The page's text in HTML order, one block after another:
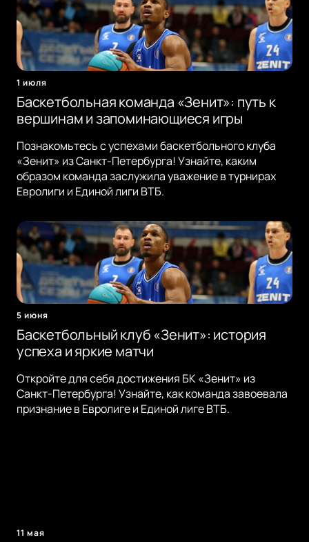
1 июля
Баскетбольная команда «Зенит»: путь к
вершинам и запоминающиеся игры
Познакомьтесь с успехами баскетбольного клуба
«Зенит» из Санкт-Петербурга! Узнайте, каким
образом команда заслужила уважение в турнирах
Евролиги и Единой лиги ВТБ.
5 июня
Баскетбольный клуб «Зенит»: история
успеха и яркие матчи
Откройте для себя достижения БК «Зенит» из
Санкт-Петербурга! Узнайте, как команда завоевала
признание в Евролиге и Единой лиге ВТБ.
11 мая